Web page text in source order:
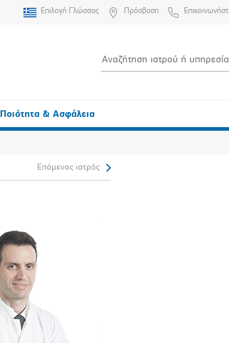
Επιλογή Γλώσσας Πρόσβαση
Ποιότητα & Ασφάλεια
Επόμενος ιατρός